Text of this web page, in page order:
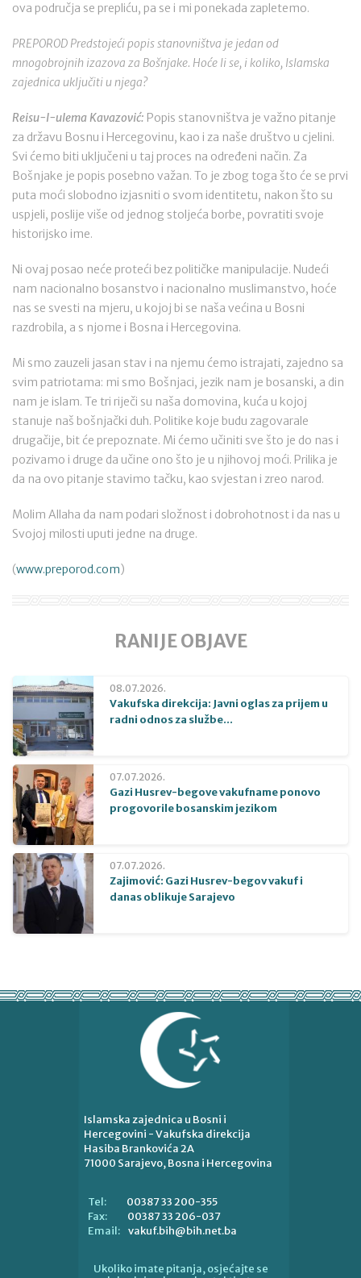
ova područja se prepliću, pa se i mi ponekada zapletemo.
PREPOROD Predstojeći popis stanovništva je jedan od
mnogobrojnih izazova za Bošnjake. Hoće li se, i koliko, Islamska
zajednica uključiti u njega?
Reisu-l-ulema Kavazović: Popis stanovništva je važno pitanje
za državu Bosnu i Hercegovinu, kao i za naše društvo u cjelini.
Svi ćemo biti uključeni u taj proces na određeni način. Za
Bošnjake je popis posebno važan. To je zbog toga što će se prvi
puta moći slobodno izjasniti o svom identitetu, nakon što su
uspjeli, poslije više od jednog stoljeća borbe, povratiti svoje
historijsko ime.
Ni ovaj posao neće proteći bez političke manipulacije. Nudeći
nam nacionalno bosanstvo i nacionalno muslimanstvo, hoće
nas se svesti na mjeru, u kojoj bi se naša većina u Bosni
razdrobila, a s njome i Bosna i Hercegovina.
Mi smo zauzeli jasan stav i na njemu ćemo istrajati, zajedno sa
svim patriotama: mi smo Bošnjaci, jezik nam je bosanski, a din
nam je islam. Te tri riječi su naša domovina, kuća u kojoj
stanuje naš bošnjački duh. Politike koje budu zagovarale
drugačije, bit će prepoznate. Mi ćemo učiniti sve što je do nas i
pozivamo i druge da učine ono što je u njihovoj moći. Prilika je
da na ovo pitanje stavimo tačku, kao svjestan i zreo narod.
Molim Allaha da nam podari složnost i dobrohotnost i da nas u
Svojoj milosti uputi jedne na druge.
(www.preporod.com)
RANIJE OBJAVE
08.07.2026.
Vakufska direkcija: Javni oglas za prijem u
radni odnos za službe...
07.07.2026.
Gazi Husrev-begove vakufname ponovo
progovorile bosanskim jezikom
07.07.2026.
Zajimović: Gazi Husrev-begov vakuf i
danas oblikuje Sarajevo
Islamska zajednica u Bosni i
Hercegovini - Vakufska direkcija
Hasiba Brankovića 2A
71000 Sarajevo, Bosna i Hercegovina
Tel:
00387 33 200-355
Fax:
00387 33 206-037
Email: vakuf.bih@bih.net.ba
Ukoliko imate pitanja, osjećajte se